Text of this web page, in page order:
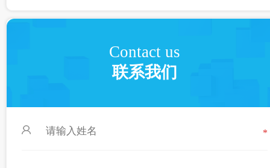
Contact us
联系我们
*